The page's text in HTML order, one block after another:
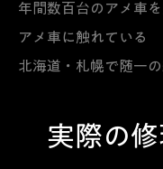
年間数百台のアメ車
アメ車に触れている
北海道・札幌で随一
実際の修